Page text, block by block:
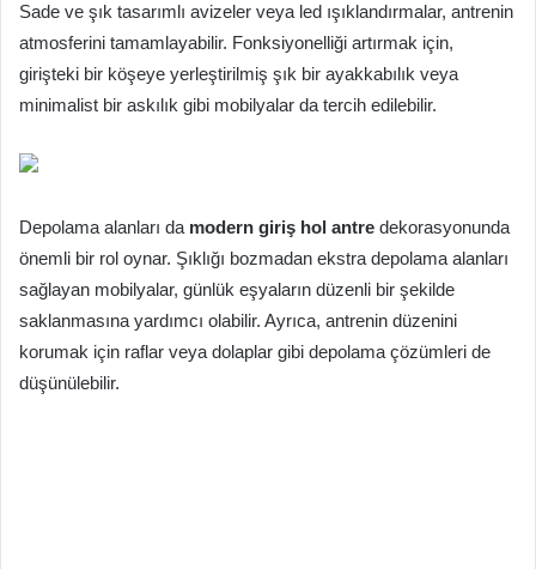
Sade ve şık tasarımlı avizeler veya led ışıklandırmalar, antrenin
atmosferini tamamlayabilir. Fonksiyonelliği artırmak için,
girişteki bir köşeye yerleştirilmiş şık bir ayakkabılık veya
minimalist bir askılık gibi mobilyalar da tercih edilebilir.
Depolama alanları da modern giriş hol antre dekorasyonunda
önemli bir rol oynar. Şıklığı bozmadan ekstra depolama alanları
sağlayan mobilyalar, günlük eşyaların düzenli bir şekilde
saklanmasına yardımcı olabilir. Ayrıca, antrenin düzenini
korumak için raflar veya dolaplar gibi depolama çözümleri de
düşünülebilir.